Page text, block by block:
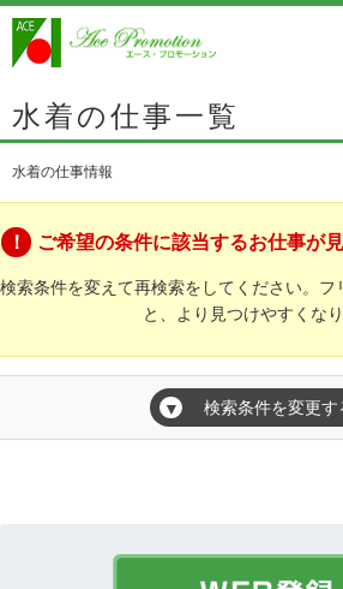
水着の仕事一覧
水着の仕事情報
ご希望の条件に該当するお仕事が
検索条件を変えて再検索をしてください。フ
と、より見つけやすくなり
▼ 検索条件を変更す